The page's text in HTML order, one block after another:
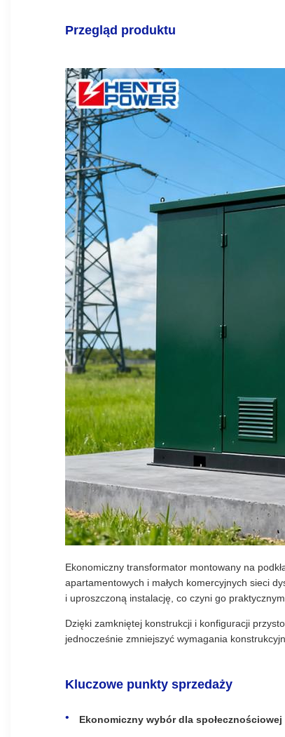
Przegląd produktu
Ekonomiczny transformator montowany na
apartamentowych i małych komercyjnych sieci
i uproszczoną instalację, co czyni go
Dzięki zamkniętej konstrukcji i konfiguracji
jednocześnie zmniejszyć wymagania
Kluczowe punkty sprzedaży
Ekonomiczny wybór dla